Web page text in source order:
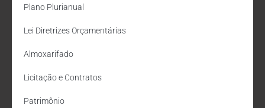
Plano Plurianual
Lei Diretrizes Orçamentárias
Almoxarifado
Licitação e Contratos
Patrimônio